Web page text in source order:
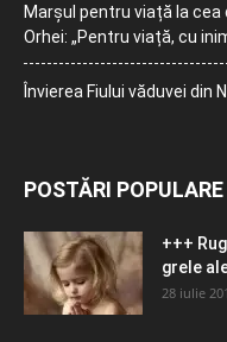
Marșul pentru viață la cea
Orhei: „Pentru viață, cu
Învierea Fiului văduvei din
POSTĂRI POPULARE
+++
grele
28 iulie